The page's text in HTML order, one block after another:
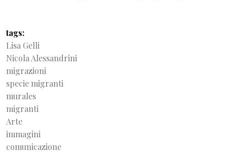
tags
Lisa Gelli
Nicola Alessandrini
migrazioni
specie migranti
murales
migranti
Arte
immagini
comunicazione